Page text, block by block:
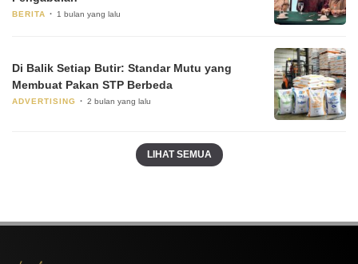
BERITA 1 bulan yang lalu
Di Balik Setiap Butir: Standar Mutu yang
Membuat Pakan STP Berbeda
ADVERTISING 2 bulan yang lalu
LIHAT SEMUA